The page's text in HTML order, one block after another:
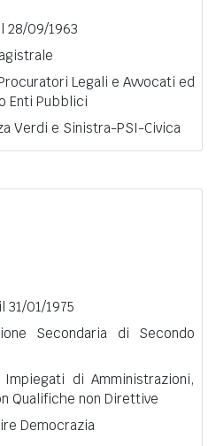
28/09/1963
Legali e Avvocati ed
Enti Pubblici
Verdi e Sinistra-PSI-Civica
31/01/1975
Secondaria di Secondo
di Amministrazioni,
Qualifiche non Direttive
Democrazia